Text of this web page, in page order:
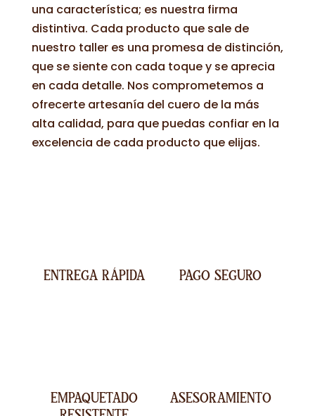
una característica; es nuestra firma
distintiva. Cada producto que sale de
nuestro taller es una promesa de distinción,
que se siente con cada toque y se aprecia
en cada detalle. Nos comprometemos a
ofrecerte artesanía del cuero de la más
alta calidad, para que puedas confiar en la
excelencia de cada producto que elijas.
ENTREGA RÁPIDA PAGO SEGURO
EMPAQUETADO
ASESORAMIENTO